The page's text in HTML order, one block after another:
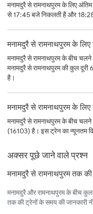
मनामदुरै से रामनाथपुरम के लिए
से 17:45 बजे निकलती है और
मनामदुरै से रामनाथपुरम के
मनामदुरै से रामनाथपुरम के बीच
मनामदुरै से रामनाथपुरम की कुल
है।
मनामदुरै से रामनाथपुरम के
मनामदुरै से रामनाथपुरम के बीच
(16103) है। इस ट्रेन का न्यूनतम
अक्सर पूछे जाने वाले प्रश्न
मनामदुरै से रामनाथपुरम तक
मनामदुरै और रामनाथपुरम के बीच
तक की ट्रेनों के समय की जानकारी